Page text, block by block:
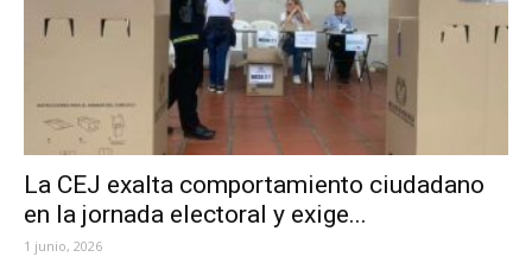
La CEJ exalta comportamiento ciudadano
en la jornada electoral y exige...
1 junio, 2026